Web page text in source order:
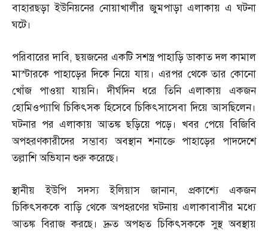
বাহারছড়া ইউনিয়নের নোয়াখালীর জুমপাড়া এলাকায় এ ঘটনা
ঘটে।
পরিবারের দাবি,ছয়জনের একটি সশস্ত্র পাহাড়ি ডাকাত দল কামাল
মাস্টারকে পাহাড়ের দিকে নিয়ে যায়। এরপর থেকে তার কোনো
খোঁজ পাওয়া যায়নি। দীর্ঘদিন ধরে তিনি এলাকায় একজন
হোমিওপ্যাথি চিকিৎসক হিসেবে চিকিৎসাসেবা দিয়ে আসছিলেন।
ঘটনার পর এলাকায় আতঙ্ক ছড়িয়ে পড়ে। খবর পেয়ে বিজিবি
অপহরণকারীদের সম্ভাব্য অবস্থান শনাক্তে পাহাড়ের পাদদেশে
তল্লাশি অভিযান শুরু করেছে।
স্থানীয় ইউপি সদস্য ইলিয়াস জানান, প্রকাশ্যে একজন
চিকিৎসককে বাড়ি থেকে অপহরণের ঘটনায় এলাকাবাসীর মধ্যে
আতঙ্ক বিরাজ করছে। দ্রুত অপহৃত চিকিৎসককে সুস্থ অবস্থায়